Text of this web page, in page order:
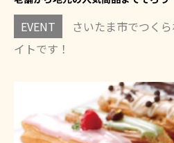
EVENT
さいたま市でつく
イトです！